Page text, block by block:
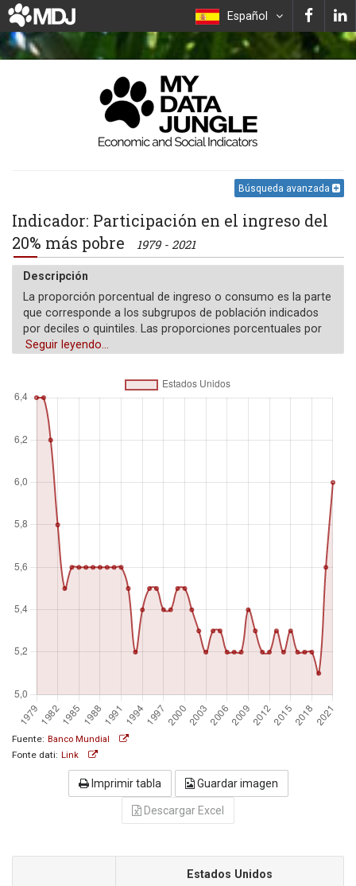
Español
Búsqueda avanzada
Indicador: Participación en el ingreso del
20% más pobre
1979 - 2021
Descripción
La proporción porcentual de ingreso o consumo es la parte
que corresponde a los subgrupos de población indicados
por deciles o quintiles. Las proporciones porcentuales por
quintil podrían no sumar 100 debido al redondeo.
Seguir leyendo...
Fuente: Banco Mundial
Fonte dati: Link
Imprimir tabla Guardar imagen
Descargar Excel
Estados Unidos